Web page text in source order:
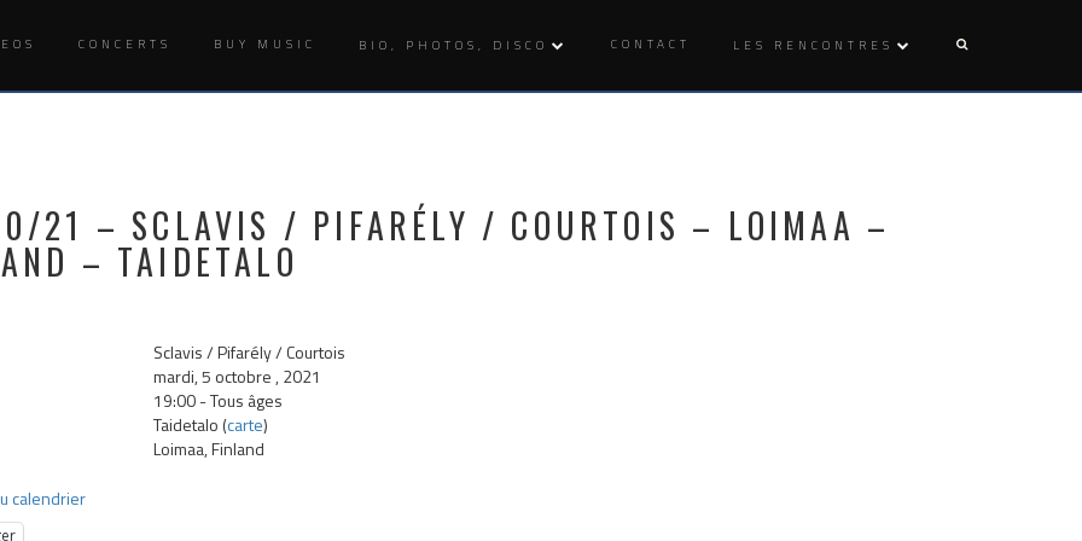
CONCERTS BUY MUSIC BIO, PHOTOS, DISCO CONTACT LES RENCONTRES
21 – SCLAVIS / PIFARÉLY / COURTOIS – LOIMAA –
– TAIDETALO
Sclavis / Pifarély / Courtois
mardi, 5 octobre , 2021
19:00-Tous âges
Taidetalo (carte)
Loimaa, Finland
calendrier